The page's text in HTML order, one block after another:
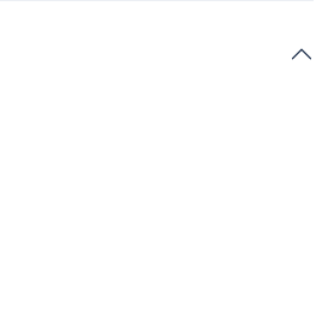
6 personnes et il est composé
, une douche et une double